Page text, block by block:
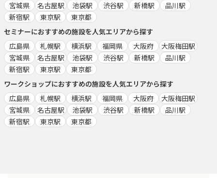
宮城県
名古屋駅 池袋駅 渋谷駅 新橋駅
品川駅
新宿駅
東京駅
東京都
セミナーにおすすめの施設を人気エリアから探す
広島県
札幌駅 横浜駅 福岡県 大阪府
大阪梅田駅
宮城県
名古屋駅 池袋駅 渋谷駅 新橋駅
品川駅
新宿駅
東京駅
東京都
ワークショップにおすすめの施設を人気エリアから探す
広島県
札幌駅 横浜駅 福岡県 大阪府
大阪梅田駅
宮城県
名古屋駅 池袋駅 渋谷駅 新橋駅
品川駅
新宿駅
東京駅 東京都